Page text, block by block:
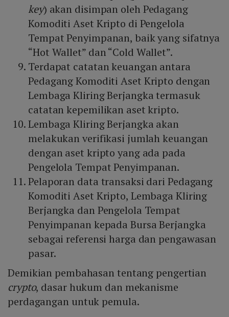
key) akan disimpan oleh Pedagang
Komoditi Aset Kripto di Pengelola
Tempat Penyimpanan, baik yang sifatnya
“Hot Wallet” dan “Cold Wallet”.
Terdapat catatan keuangan antara
Pedagang Komoditi Aset Kripto dengan
Lembaga Kliring Berjangka termasuk
catatan kepemilikan aset kripto.
Lembaga Kliring Berjangka akan
melakukan verifikasi jumlah keuangan
dengan aset kripto yang ada pada
Pengelola Tempat Penyimpanan.
Pelaporan data transaksi dari Pedagang
Komoditi Aset Kripto, Lembaga Kliring
Berjangka dan Pengelola Tempat
Penyimpanan kepada Bursa Berjangka
sebagai referensi harga dan pengawasan
pasar.
Demikian pembahasan tentang pengertian
crypto, dasar hukum dan mekanisme
perdagangan untuk pemula.